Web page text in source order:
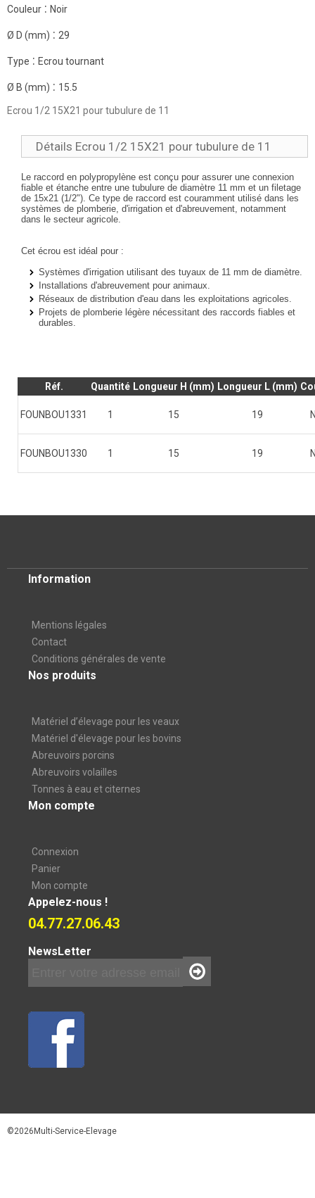
Couleur : Noir
Ø D (mm) : 29
Type : Ecrou tournant
Ø B (mm) : 15.5
Ecrou 1/2 15X21 pour tubulure de 11
Détails Ecrou 1/2 15X21 pour tubulure de 11
Le raccord en polypropylène est conçu pour assurer une connexion
fiable et étanche entre une tubulure de diamètre 11 mm et un filetage
de 15x21 (1/2"). Ce type de raccord est couramment utilisé dans les
systèmes de plomberie, d'irrigation et d'abreuvement, notamment
dans le secteur agricole.
Cet écrou est idéal pour :
Systèmes d'irrigation utilisant des tuyaux de 11 mm de diamètre.
Installations d'abreuvement pour animaux.
Réseaux de distribution d'eau dans les exploitations agricoles.
Projets de plomberie légère nécessitant des raccords fiables et
durables.
Réf. Quantité Longueur H (mm) Longueur L (mm)
FOUNBOU1331 1 15 19
FOUNBOU1330 1 15 19
Information
Mentions légales
Contact
Conditions générales de vente
Nos produits
Matériel d’élevage pour les veaux
Matériel d'élevage pour les bovins
Abreuvoirs porcins
Abreuvoirs volailles
Tonnes à eau et citernes
Mon compte
Connexion
Panier
Mon compte
Appelez-nous !
04.77.27.06.43
NewsLetter
©2026Multi-Service-Elevage